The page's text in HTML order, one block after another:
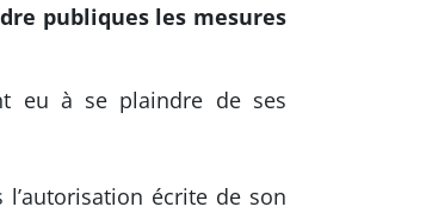
publiques les mesures
eu à se plaindre de ses
écrite de son